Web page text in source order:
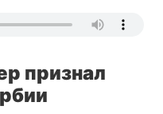
признал